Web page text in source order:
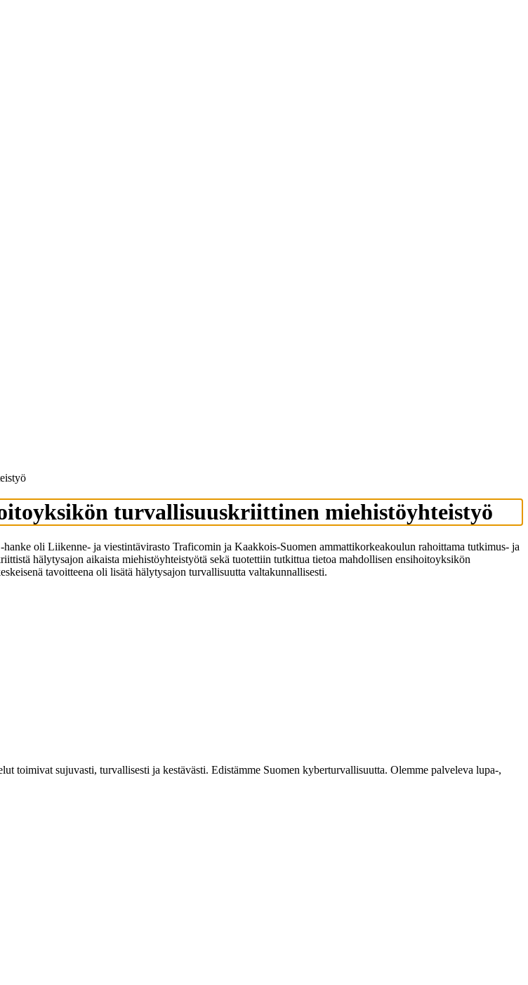
turvallisuuskriittinen miehistöyhteistyö
oli Liikenne- ja viestintävirasto Traficomin ja Kaakkois-Suomen ammattikorkeakoulun rahoittama tutkimus- ja
hälytysajon aikaista miehistöyhteistyötä sekä tuotettiin tutkittua tietoa mahdollisen ensihoitoyksikön
tavoitteena oli lisätä hälytysajon turvallisuutta valtakunnallisesti.
toimivat sujuvasti, turvallisesti ja kestävästi. Edistämme Suomen kyberturvallisuutta. Olemme palveleva lupa-,